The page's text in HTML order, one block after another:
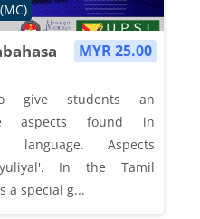
MYR 25.00
give students an
aspects found in
language. Aspects
In the Tamil
a special g...